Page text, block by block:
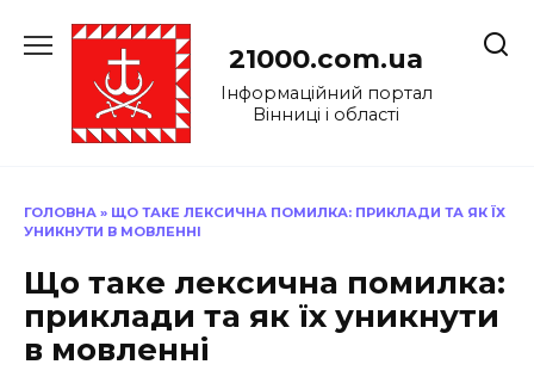
до
21000.com.ua
Інформаційний портал
Вінниці і області
ГОЛОВНА » ЩО ТАКЕ ЛЕКСИЧНА ПОМИЛКА: ПРИКЛАДИ ТА ЯК ЇХ
УНИКНУТИ В МОВЛЕННІ
Що таке лексична помилка:
приклади та як їх уникнути
в мовленні